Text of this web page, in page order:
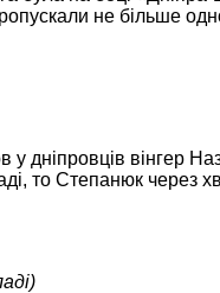
не більше
дніпровців вінгер
то Степанюк через